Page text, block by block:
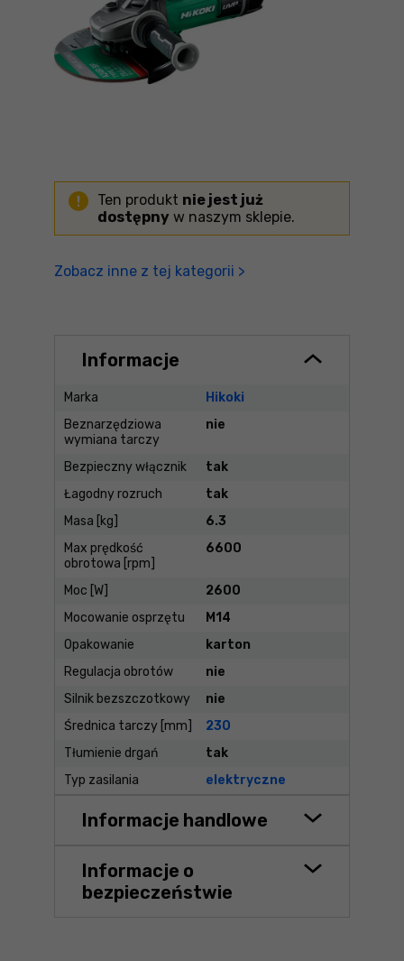
Ten produkt nie jest już
dostępny w naszym sklepie.
Zobacz inne z tej kategorii >
Informacje
Marka
Hikoki
Beznarzędziowa
wymiana tarczy
nie
Bezpieczny włącznik
tak
Łagodny rozruch
tak
Masa [kg]
6.3
Max prędkość
obrotowa [rpm]
6600
Moc [W]
2600
Mocowanie osprzętu
M14
Opakowanie
karton
Regulacja obrotów
nie
Silnik bezszczotkowy
nie
Średnica tarczy [mm]
230
Tłumienie drgań
tak
Typ zasilania
elektryczne
Informacje handlowe
Informacje o
bezpieczeństwie